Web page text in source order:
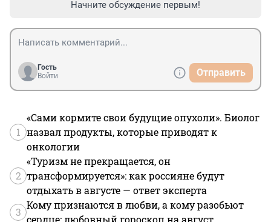
Начните обсуждение первым!
Гость
Войти
Отправить
1
«Сами кормите свои будущие опухоли». Биолог
назвал продукты, которые приводят к
онкологии
2
«Туризм не прекращается, он
трансформируется»: как россияне будут
отдыхать в августе — ответ эксперта
3
Кому признаются в любви, а кому разобьют
сердце: любовный гороскоп на август